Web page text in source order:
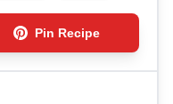
Pin Recipe